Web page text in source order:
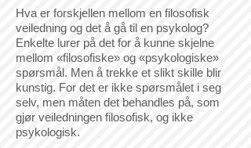
Hva er forskjellen mellom en filosofisk
veiledning og det å gå til en psykolog?
Enkelte lurer på det for å kunne skjelne
mellom «filosofiske» og «psykologiske»
spørsmål. Men å trekke et slikt skille blir
kunstig. For det er ikke spørsmålet i seg
selv, men måten det behandles på, som
gjør veiledningen filosofisk, og ikke
psykologisk.